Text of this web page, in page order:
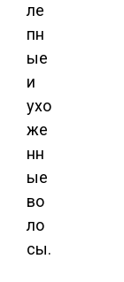
ле
пн
ые
и
ухо
же
нн
ые
во
ло
сы.